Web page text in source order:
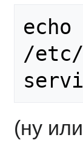
echo
/etc/
(ну